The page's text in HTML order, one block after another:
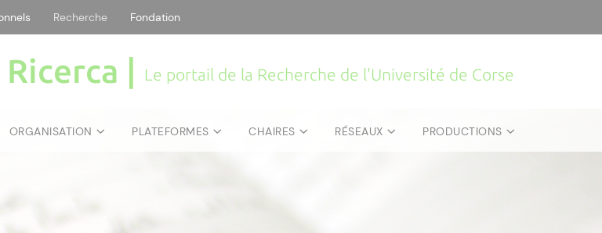
Recherche Fondation
| Le portail de la Recherche de l'Université de Corse
ORGANISATION PLATEFORMES CHAIRES RÉSEAUX PRODUCTIONS